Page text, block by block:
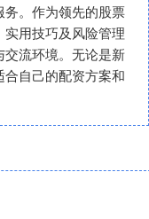
。作为领先的股票
用技巧及风险管理
流环境。无论是新
自己的配资方案和